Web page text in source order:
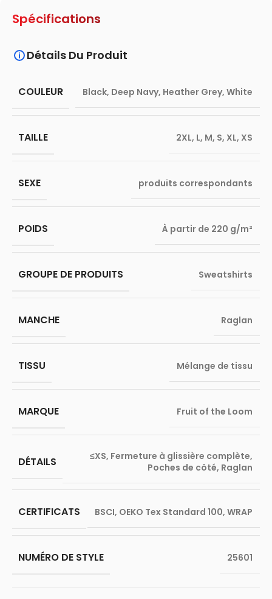
Spécifications
Détails Du Produit
COULEUR Black, Deep Navy, Heather Grey, White
TAILLE 2XL, L, M, S, XL, XS
SEXE produits correspondants
POIDS À partir de 220 g/m²
GROUPE DE PRODUITS Sweatshirts
MANCHE Raglan
TISSU Mélange de tissu
MARQUE Fruit of the Loom
DÉTAILS ≤XS, Fermeture à glissière complète,
Poches de côté, Raglan
CERTIFICATS BSCI, OEKO Tex Standard 100, WRAP
NUMÉRO DE STYLE 25601